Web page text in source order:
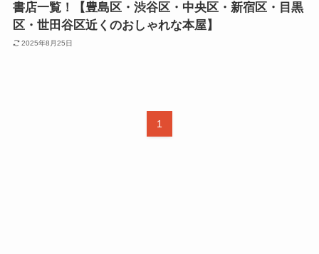
書店一覧！【豊島区・渋谷区・中央区・新宿区・目黒
区・世田谷区近くのおしゃれな本屋】
2025年8月25日
1